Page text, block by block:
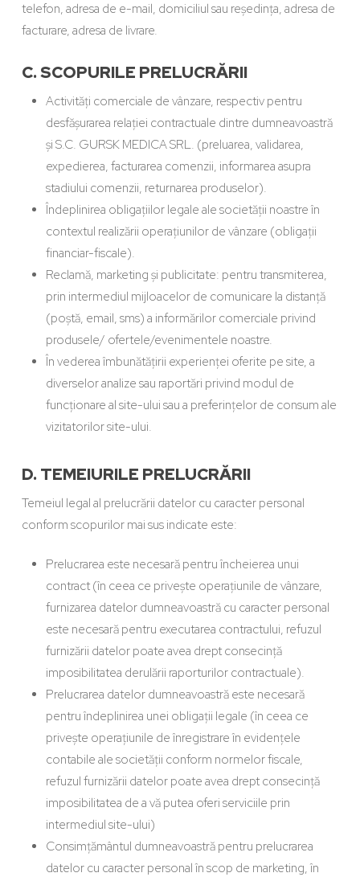
telefon, adresa de e-mail, domiciliul sau reședința, adresa de
facturare, adresa de livrare.
C. SCOPURILE PRELUCRĂRII
Activități comerciale de vânzare, respectiv pentru
desfășurarea relației contractuale dintre dumneavoastră
și S.C. GURSK MEDICA SRL. (preluarea, validarea,
expedierea, facturarea comenzii, informarea asupra
stadiului comenzii, returnarea produselor).
Îndeplinirea obligațiilor legale ale societății noastre în
contextul realizării operațiunilor de vânzare (obligații
financiar-fiscale).
Reclamă, marketing și publicitate: pentru transmiterea,
prin intermediul mijloacelor de comunicare la distanță
(poștă, email, sms) a informărilor comerciale privind
produsele/ ofertele/evenimentele noastre.
În vederea îmbunătățirii experienței oferite pe site, a
diverselor analize sau raportări privind modul de
funcționare al site-ului sau a preferințelor de consum ale
vizitatorilor site-ului.
D. TEMEIURILE PRELUCRĂRII
Temeiul legal al prelucrării datelor cu caracter personal
conform scopurilor mai sus indicate este:
Prelucrarea este necesară pentru încheierea unui
contract (în ceea ce privește operațiunile de vânzare,
furnizarea datelor dumneavoastră cu caracter personal
este necesară pentru executarea contractului, refuzul
furnizării datelor poate avea drept consecință
imposibilitatea derulării raporturilor contractuale).
Prelucrarea datelor dumneavoastră este necesară
pentru îndeplinirea unei obligații legale (în ceea ce
privește operațiunile de înregistrare în evidențele
contabile ale societății conform normelor fiscale,
refuzul furnizării datelor poate avea drept consecință
imposibilitatea de a vă putea oferi serviciile prin
intermediul site-ului)
Consimțământul dumneavoastră pentru prelucrarea
datelor cu caracter personal în scop de marketing, în